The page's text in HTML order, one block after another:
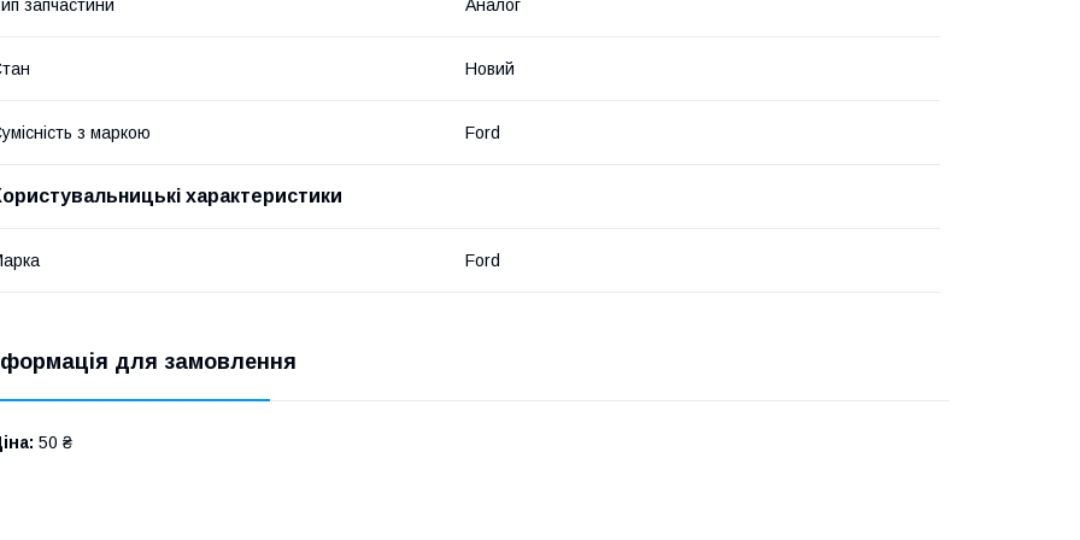
запчастини Аналог
Новий
з маркою Ford
характеристики
Ford
для замовлення
50 ₴